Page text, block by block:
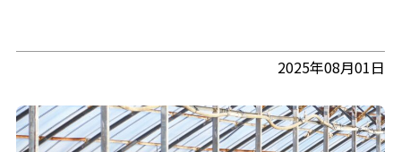
2025年08月01日